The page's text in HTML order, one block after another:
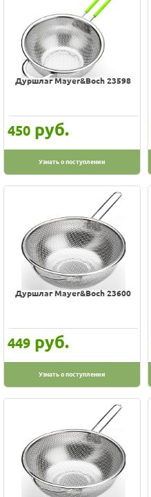
Дуршлаг Mayer&Boch 23598
450 руб.
Узнать о поступлении
Дуршлаг Mayer&Boch 23600
449 руб.
Узнать о поступлении